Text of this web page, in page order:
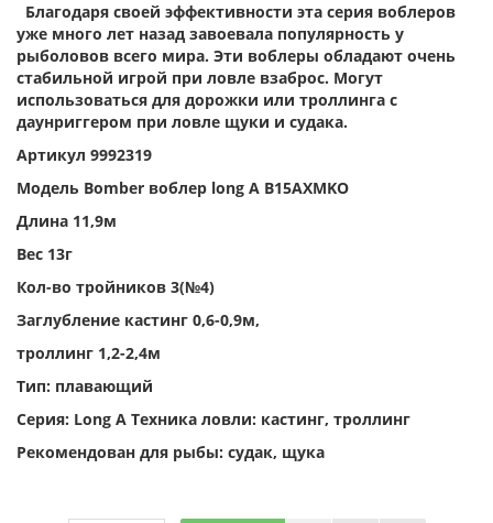
Благодаря своей эффективности эта серия воблеров
уже много лет назад завоевала популярность у
рыболовов всего мира. Эти воблеры обладают очень
стабильной игрой при ловле взаброс. Могут
использоваться для дорожки или троллинга с
даунриггером при ловле щуки и судака.
Артикул 9992319
Модель Bomber воблер long A B15AXMKO
Длина 11,9м
Вес 13г
Кол-во тройников 3(№4)
Заглубление кастинг 0,6-0,9м,
троллинг 1,2-2,4м
Тип: плавающий
Серия: Long A Техника ловли: кастинг, троллинг
Рекомендован для рыбы: судак, щука